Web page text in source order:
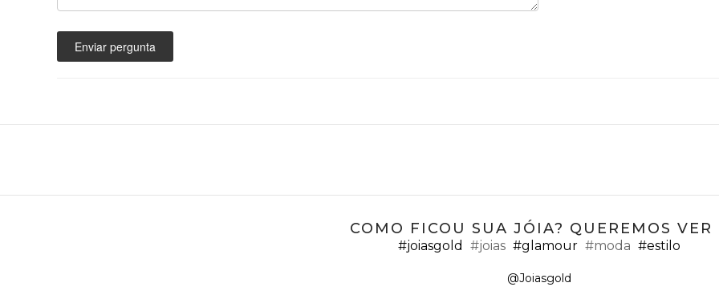
Enviar pergunta
COMO FICOU SUA JÓIA? QUEREMOS VER
#joiasgold #joias #glamour #moda #estilo
@Joiasgold